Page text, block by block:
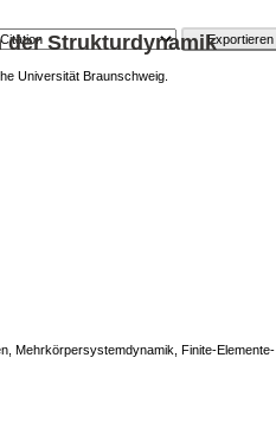
der Strukturdynamik
Universität Braunschweig.
Mehrkörpersystemdynamik, Finite-Elemente-